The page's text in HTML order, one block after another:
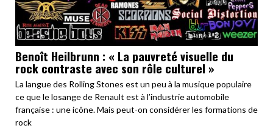
Benoît Heilbrunn : « La pauvreté visuelle du
rock contraste avec son rôle culturel »
La langue des Rolling Stones est un peu à la musique populaire
ce que le losange de Renault est à l’industrie automobile
française : une icône. Mais peut-on considérer les formations de
rock